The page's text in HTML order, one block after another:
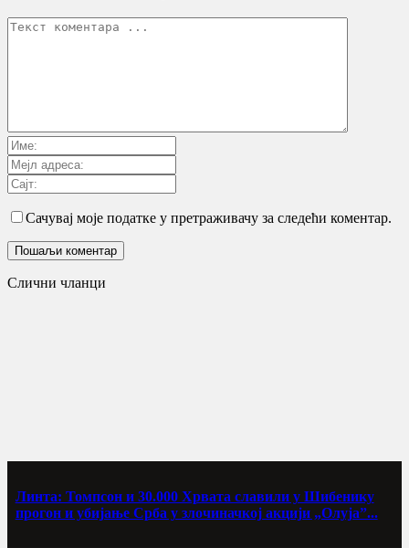
Сачувај моје податке у претраживачу за следећи коментар.
Слични чланци
Линта: Томпсон и 30.000 Хрвата славили у Шибенику
прогон и убијање Срба у злочиначкој акцији „Олуја”...